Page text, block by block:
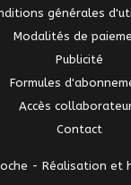
générales
Modalités de
Publicité
Formules
Accès
Contact
- Réalisation et